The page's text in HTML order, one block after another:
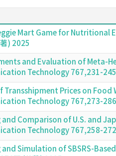
Mart Game for Nutritional
) 2025
and Evaluation of Meta-
Technology 767,231-
Transshipment Prices on
Technology 767,273-
Comparison of U.S. and
Technology 767,258-
and Simulation of SBSRS-